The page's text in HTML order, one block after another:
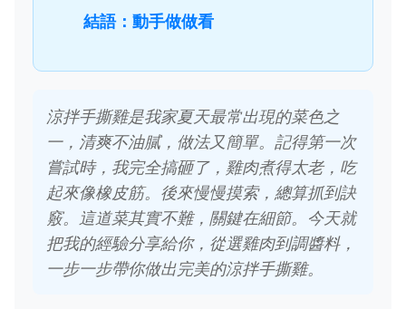
結語：動手做做看
涼拌手撕雞是我家夏天最常出現的菜色之
一，清爽不油膩，做法又簡單。記得第一次
嘗試時，我完全搞砸了，雞肉煮得太老，吃
起來像橡皮筋。後來慢慢摸索，總算抓到訣
竅。這道菜其實不難，關鍵在細節。今天就
把我的經驗分享給你，從選雞肉到調醬料，
一步一步帶你做出完美的涼拌手撕雞。